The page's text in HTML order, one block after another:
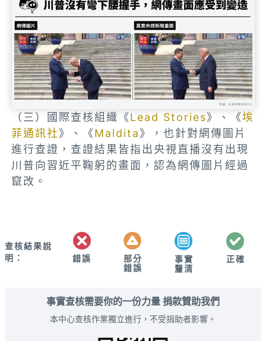
（三）國際查核組織《Lead Stories》、《埃
菲通訊社》、《Maldita》，也針對網傳圖片
進行查證，查證結果皆指出央視直播沒有出現
川普向習近平鞠躬的畫面，認為網傳圖片經過
竄改。
查核結果說
明：
錯誤
部分
錯誤
事實
釐清
正確
事實查核需要你的一份力量 捐款贊助我們
本中心查核作業獨立進行，不受捐助者影響。